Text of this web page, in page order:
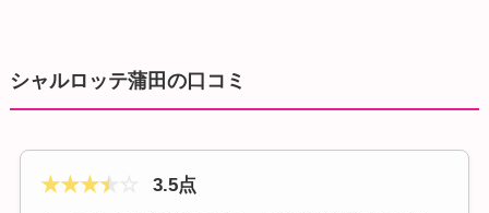
シャルロッテ蒲田の口コミ
★★★★ 3.5点